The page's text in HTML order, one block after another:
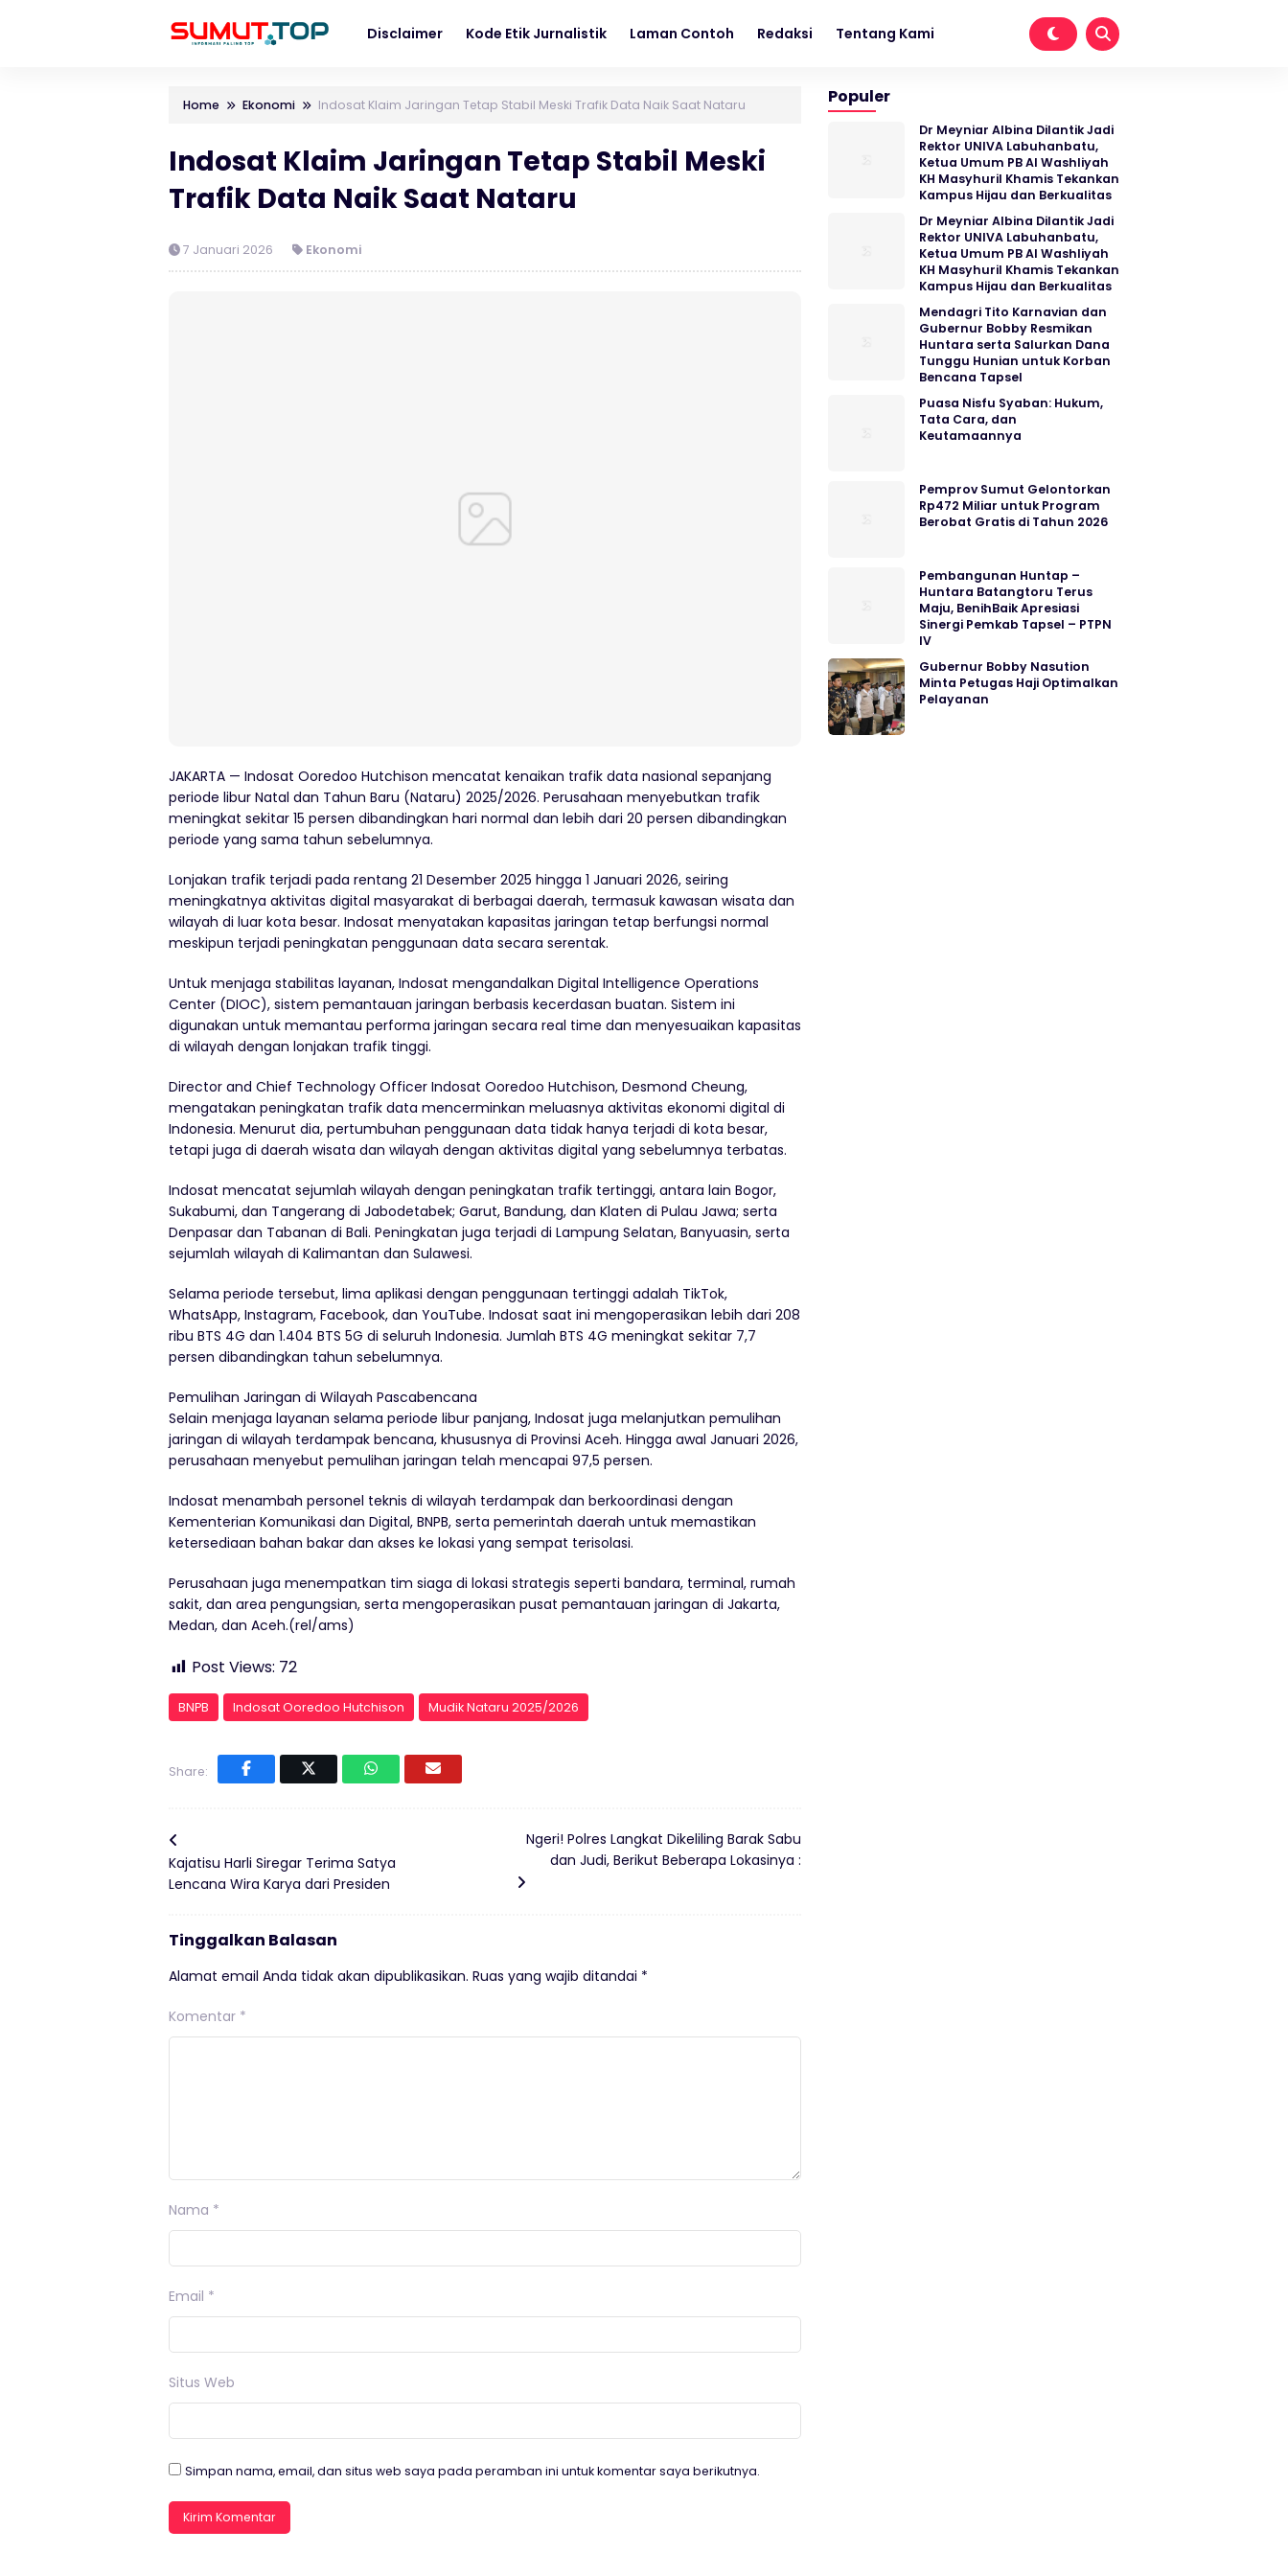
Disclaimer Kode Etik Jurnalistik Laman Contoh Redaksi Tentang Kami
Home Ekonomi Indosat Klaim Jaringan Tetap Stabil Meski Trafik Data Naik Saat Nataru
Indosat Klaim Jaringan Tetap Stabil Meski
Trafik Data Naik Saat Nataru
7 Januari 2026 Ekonomi
JAKARTA — Indosat Ooredoo Hutchison mencatat kenaikan trafik data nasional sepanjang
periode libur Natal dan Tahun Baru (Nataru) 2025/2026. Perusahaan menyebutkan trafik
meningkat sekitar 15 persen dibandingkan hari normal dan lebih dari 20 persen dibandingkan
periode yang sama tahun sebelumnya.
Lonjakan trafik terjadi pada rentang 21 Desember 2025 hingga 1 Januari 2026, seiring
meningkatnya aktivitas digital masyarakat di berbagai daerah, termasuk kawasan wisata dan
wilayah di luar kota besar. Indosat menyatakan kapasitas jaringan tetap berfungsi normal
meskipun terjadi peningkatan penggunaan data secara serentak.
Untuk menjaga stabilitas layanan, Indosat mengandalkan Digital Intelligence Operations
Center (DIOC), sistem pemantauan jaringan berbasis kecerdasan buatan. Sistem ini
digunakan untuk memantau performa jaringan secara real time dan menyesuaikan kapasitas
di wilayah dengan lonjakan trafik tinggi.
Director and Chief Technology Officer Indosat Ooredoo Hutchison, Desmond Cheung,
mengatakan peningkatan trafik data mencerminkan meluasnya aktivitas ekonomi digital di
Indonesia. Menurut dia, pertumbuhan penggunaan data tidak hanya terjadi di kota besar,
tetapi juga di daerah wisata dan wilayah dengan aktivitas digital yang sebelumnya terbatas.
Indosat mencatat sejumlah wilayah dengan peningkatan trafik tertinggi, antara lain Bogor,
Sukabumi, dan Tangerang di Jabodetabek; Garut, Bandung, dan Klaten di Pulau Jawa; serta
Denpasar dan Tabanan di Bali. Peningkatan juga terjadi di Lampung Selatan, Banyuasin, serta
sejumlah wilayah di Kalimantan dan Sulawesi.
Selama periode tersebut, lima aplikasi dengan penggunaan tertinggi adalah TikTok,
WhatsApp, Instagram, Facebook, dan YouTube. Indosat saat ini mengoperasikan lebih dari 208
ribu BTS 4G dan 1.404 BTS 5G di seluruh Indonesia. Jumlah BTS 4G meningkat sekitar 7,7
persen dibandingkan tahun sebelumnya.
Pemulihan Jaringan di Wilayah Pascabencana
Selain menjaga layanan selama periode libur panjang, Indosat juga melanjutkan pemulihan
jaringan di wilayah terdampak bencana, khususnya di Provinsi Aceh. Hingga awal Januari 2026,
perusahaan menyebut pemulihan jaringan telah mencapai 97,5 persen.
Indosat menambah personel teknis di wilayah terdampak dan berkoordinasi dengan
Kementerian Komunikasi dan Digital, BNPB, serta pemerintah daerah untuk memastikan
ketersediaan bahan bakar dan akses ke lokasi yang sempat terisolasi.
Perusahaan juga menempatkan tim siaga di lokasi strategis seperti bandara, terminal, rumah
sakit, dan area pengungsian, serta mengoperasikan pusat pemantauan jaringan di Jakarta,
Medan, dan Aceh.(rel/ams)
Post Views: 72
BNPB Indosat Ooredoo Hutchison Mudik Nataru 2025/2026
Share:
Kajatisu Harli Siregar Terima Satya
Lencana Wira Karya dari Presiden
Ngeri! Polres Langkat Dikeliling Barak Sabu
dan Judi, Berikut Beberapa Lokasinya :
Tinggalkan Balasan
Alamat email Anda tidak akan dipublikasikan. Ruas yang wajib ditandai *
Komentar *
Nama *
Email *
Situs Web
Simpan nama, email, dan situs web saya pada peramban ini untuk komentar saya berikutnya.
Populer
Dr Meyniar Albina Dilantik Jadi
Rektor UNIVA Labuhanbatu,
Ketua Umum PB Al Washliyah
KH Masyhuril Khamis Tekankan
Kampus Hijau dan Berkualitas
Dr Meyniar Albina Dilantik Jadi
Rektor UNIVA Labuhanbatu,
Ketua Umum PB Al Washliyah
KH Masyhuril Khamis Tekankan
Kampus Hijau dan Berkualitas
Mendagri Tito Karnavian dan
Gubernur Bobby Resmikan
Huntara serta Salurkan Dana
Tunggu Hunian untuk Korban
Bencana Tapsel
Puasa Nisfu Syaban: Hukum,
Tata Cara, dan
Keutamaannya
Pemprov Sumut Gelontorkan
Rp472 Miliar untuk Program
Berobat Gratis di Tahun 2026
Pembangunan Huntap –
Huntara Batangtoru Terus
Maju, BenihBaik Apresiasi
Sinergi Pemkab Tapsel – PTPN
IV
Gubernur Bobby Nasution
Minta Petugas Haji Optimalkan
Pelayanan